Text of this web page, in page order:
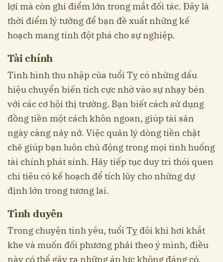
lợi mà còn ghi điểm lớn trong mắt đối tác. Đây là
thời điểm lý tưởng để bạn đề xuất những kế
hoạch mang tính đột phá cho sự nghiệp.
Tài chính
Tình hình thu nhập của tuổi Tỵ có những dấu
hiệu chuyển biến tích cực nhờ vào sự nhạy bén
với các cơ hội thị trường. Bạn biết cách sử dụng
đồng tiền một cách khôn ngoan, giúp tài sản
ngày càng nảy nở. Việc quản lý dòng tiền chặt
chẽ giúp bạn luôn chủ động trong mọi tình huống
tài chính phát sinh. Hãy tiếp tục duy trì thói quen
chi tiêu có kế hoạch để tích lũy cho những dự
định lớn trong tương lai.
Tình duyên
Trong chuyện tình yêu, tuổi Tỵ đôi khi hơi khắt
khe và muốn đối phương phải theo ý mình, điều
này có thể gây ra những áp lực không đáng có.